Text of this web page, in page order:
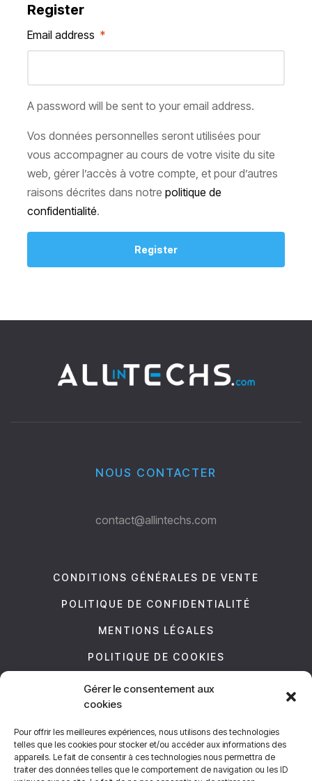
Gérer le consentement aux
cookies
Pour offrir les meilleures expériences, nous utilisons des technologies
telles que les cookies pour stocker et/ou accéder aux informations des
appareils. Le fait de consentir à ces technologies nous permettra de
traiter des données telles que le comportement de navigation ou les ID
Register
Email address *
A password will be sent to your email address.
Vos données personnelles seront utilisées pour
vous accompagner au cours de votre visite du site
web, gérer l’accès à votre compte, et pour d’autres
raisons décrites dans notre politique de
confidentialité.
Register
NOUS CONTACTER
contact@allintechs.com
CONDITIONS GÉNÉRALES DE VENTE
POLITIQUE DE CONFIDENTIALITÉ
MENTIONS LÉGALES
POLITIQUE DE COOKIES
NOUS SUIVRE